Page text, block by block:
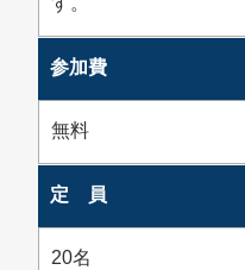
参加費
無料
定 員
20名